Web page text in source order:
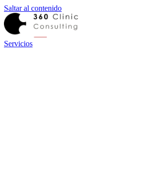
Saltar al contenido
Servicios